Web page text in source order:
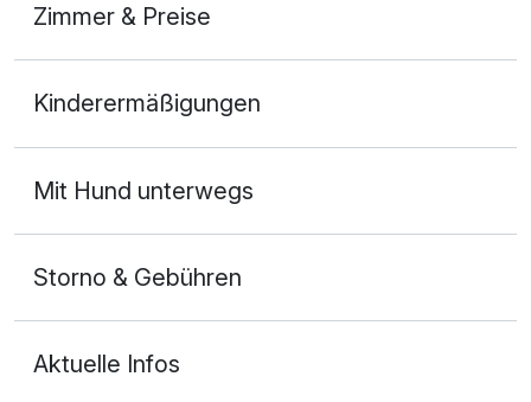
Zimmer & Preise
2 Erwachsene
Kinderermäßigungen
Mit Hund unterwegs
Storno & Gebühren
Aktuelle Infos